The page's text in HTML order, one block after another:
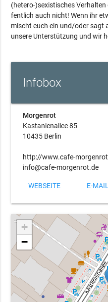
(hetero-)sexistisches
fent­lich auch nicht! Wenn ihr
mischt euch ein und/oder sagt
unsere Unterstützung und wir
Infobox
Morgenrot
Kastanienallee 85
10435 Berlin
http://www.cafe-
info@cafe-morgenrot.de
WEBSEITE E-MAIL
+
−